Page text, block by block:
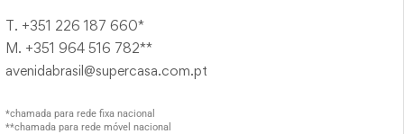
T. +351 226 187 660*
M. +351 964 516 782**
avenidabrasil@supercasa.com.pt
*chamada para rede fixa nacional
**chamada para rede móvel nacional